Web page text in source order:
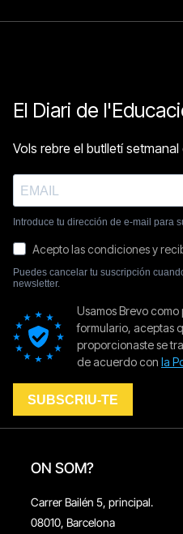
ON SOM?
Carrer Bailén 5, principal.
08010, Barcelona